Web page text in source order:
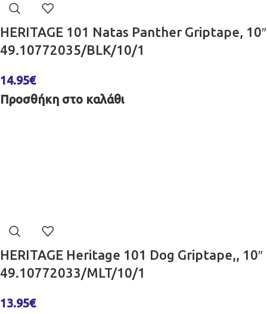
HERITAGE 101 Natas Panther Griptape, 10″
49.10772035/BLK/10/1
14.95€
Προσθήκη στο καλάθι
HERITAGE Heritage 101 Dog Griptape,, 10″
49.10772033/MLT/10/1
13.95€